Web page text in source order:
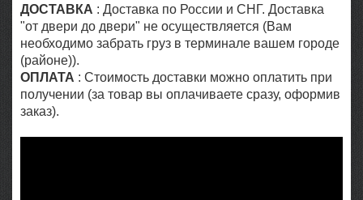
ДОСТАВКА : Доставка по России и СНГ. Доставка
"от двери до двери" не осуществляется (Вам
необходимо забрать груз в терминале вашем городе
(районе)).
ОПЛАТА : Стоимость доставки можно оплатить при
получении (за товар вы оплачиваете сразу, оформив
заказ).